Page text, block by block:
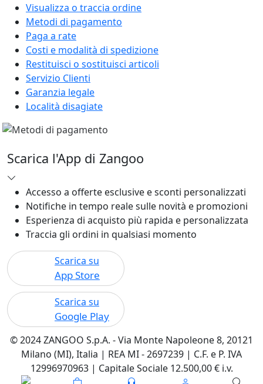
Visualizza o traccia ordine
Metodi di pagamento
Paga a rate
Costi e modalità di spedizione
Restituisci o sostituisci articoli
Servizio Clienti
Garanzia legale
Località disagiate
Scarica l'App di Zangoo
Accesso a offerte esclusive e sconti personalizzati
Notifiche in tempo reale sulle novità e promozioni
Esperienza di acquisto più rapida e personalizzata
Traccia gli ordini in qualsiasi momento
Scarica su
App Store
Scarica su
Google Play
© 2024 ZANGOO S.p.A. - Via Monte Napoleone 8, 20121
Milano (MI), Italia | REA MI - 2697239 | C.F. e P. IVA
12996970963 | Capitale Sociale 12.500,00 € i.v.